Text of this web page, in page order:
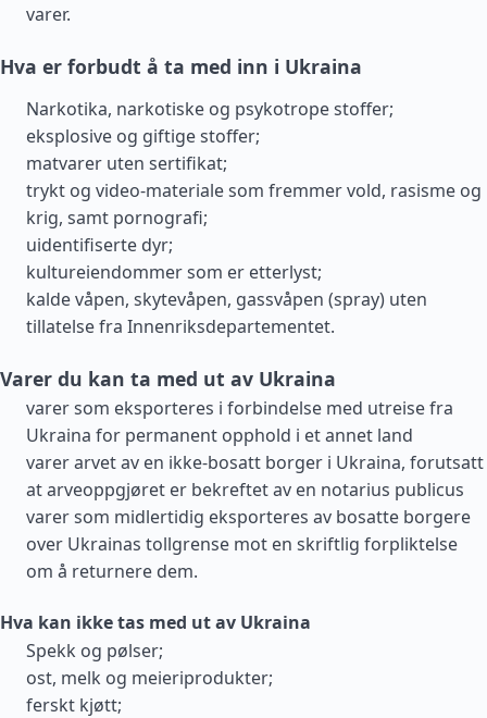
varer.
Hva er forbudt å ta med inn i Ukraina
Narkotika, narkotiske og psykotrope stoffer;
eksplosive og giftige stoffer;
matvarer uten sertifikat;
trykt og video-materiale som fremmer vold, rasisme og
krig, samt pornografi;
uidentifiserte dyr;
kultureiendommer som er etterlyst;
kalde våpen, skytevåpen, gassvåpen (spray) uten
tillatelse fra Innenriksdepartementet.
Varer du kan ta med ut av Ukraina
varer som eksporteres i forbindelse med utreise fra
Ukraina for permanent opphold i et annet land
varer arvet av en ikke-bosatt borger i Ukraina, forutsatt
at arveoppgjøret er bekreftet av en notarius publicus
varer som midlertidig eksporteres av bosatte borgere
over Ukrainas tollgrense mot en skriftlig forpliktelse
om å returnere dem.
Hva kan ikke tas med ut av Ukraina
Spekk og pølser;
ost, melk og meieriprodukter;
ferskt kjøtt;